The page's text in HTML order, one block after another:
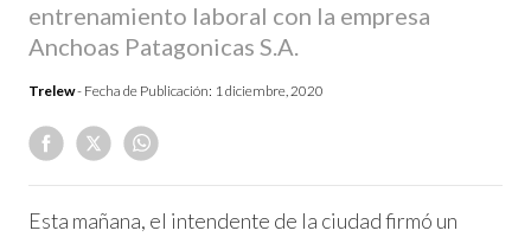
entrenamiento laboral con la empresa
Anchoas Patagonicas S.A.
Trelew- Fecha de Publicación: 1 diciembre, 2020
Esta mañana, el intendente de la ciudad firmó un